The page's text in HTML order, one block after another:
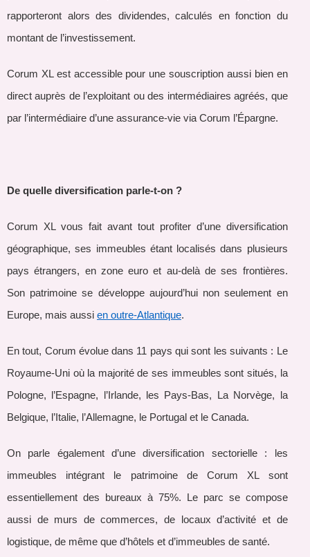
rapporteront alors des dividendes, calculés en fonction du
montant de l’investissement.
Corum XL est accessible pour une souscription aussi bien en
direct auprès de l’exploitant ou des intermédiaires agréés, que
par l’intermédiaire d’une assurance-vie via Corum l’Épargne.
De quelle diversification parle-t-on ?
Corum XL vous fait avant tout profiter d’une diversification
géographique, ses immeubles étant localisés dans plusieurs
pays étrangers, en zone euro et au-delà de ses frontières.
Son patrimoine se développe aujourd’hui non seulement en
Europe, mais aussi en outre-Atlantique.
En tout, Corum évolue dans 11 pays qui sont les suivants : Le
Royaume-Uni où la majorité de ses immeubles sont situés, la
Pologne, l’Espagne, l’Irlande, les Pays-Bas, La Norvège, la
Belgique, l’Italie, l’Allemagne, le Portugal et le Canada.
On parle également d’une diversification sectorielle : les
immeubles intégrant le patrimoine de Corum XL sont
essentiellement des bureaux à 75%. Le parc se compose
aussi de murs de commerces, de locaux d’activité et de
logistique, de même que d’hôtels et d’immeubles de santé.